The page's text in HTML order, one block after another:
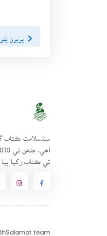
پويون پَنو
سنڌسلامت ڪتاب
تي ڪتاب رکيا پيا